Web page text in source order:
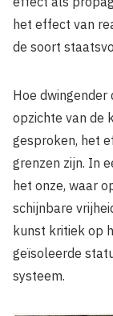
het effect van
de soort
Hoe
opzichte van de
gesproken, het
grenzen zijn. In
het onze, waar
schijnbare
kunst kritiek op
geïsoleerde
systeem.